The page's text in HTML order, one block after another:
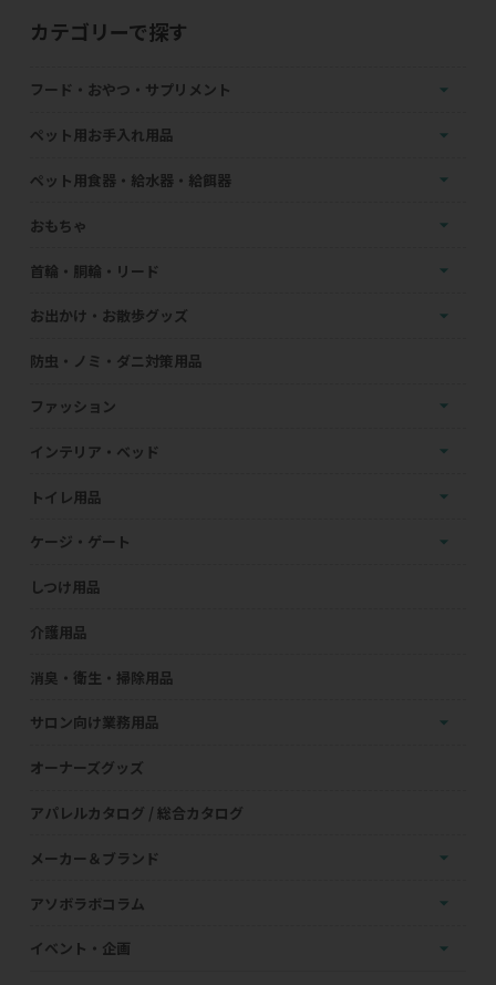
カテゴリーで探す
フード・おやつ・サプリメント
ペット用お手入れ用品
ペット用食器・給水器・給餌器
おもちゃ
首輪・胴輪・リード
お出かけ・お散歩グッズ
防虫・ノミ・ダニ対策用品
ファッション
インテリア・ベッド
トイレ用品
ケージ・ゲート
しつけ用品
介護用品
消臭・衛生・掃除用品
サロン向け業務用品
オーナーズグッズ
アパレルカタログ / 総合カタログ
メーカー＆ブランド
アソボラボコラム
イベント・企画